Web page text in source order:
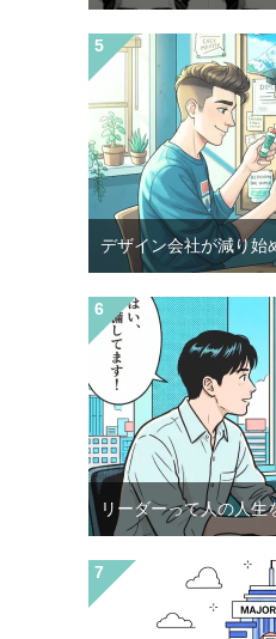
デザイン会社が減り始
リーダーって人の人生